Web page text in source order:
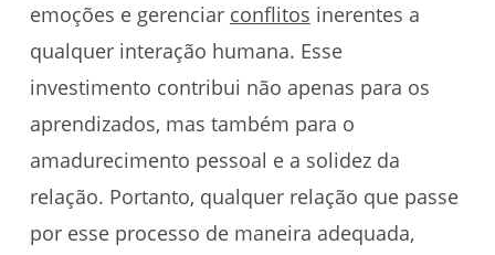
emoções e gerenciar conflitos inerentes a
qualquer interação humana. Esse
investimento contribui não apenas para os
aprendizados, mas também para o
amadurecimento pessoal e a solidez da
relação. Portanto, qualquer relação que passe
por esse processo de maneira adequada,